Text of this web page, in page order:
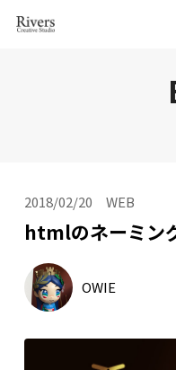
htmlのネーミン
2018/02/20 WEB
OWIE